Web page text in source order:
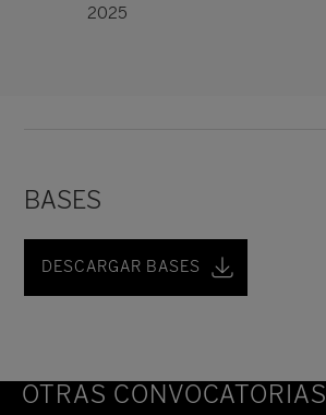
2025
BASES
DESCARGAR BASES
OTRAS CONVOCATORIAS